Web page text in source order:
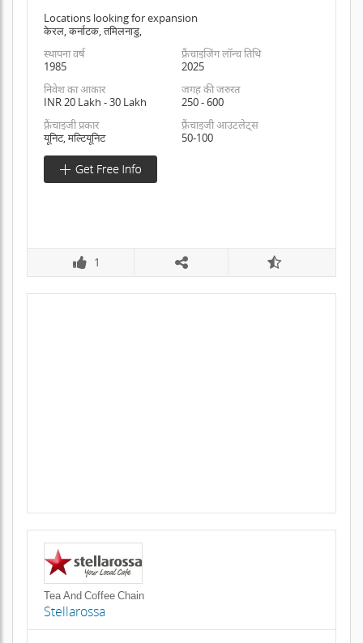
Locations looking for expansion
केरल, कर्नाटक, तमिलनाडु,
स्थापना वर्ष
1985
फ़्रैंचाइजिंग लॉन्च तिथि
2025
निवेश का आकार
INR 20 Lakh - 30 Lakh
जगह की जरुरत
250 - 600
फ़्रैंचाइजी प्रकार
यूनिट, मल्टियूनिट
फ़्रैंचाइजी आउटलेट्स
50-100
1
Tea And Coffee Chain
Stellarossa